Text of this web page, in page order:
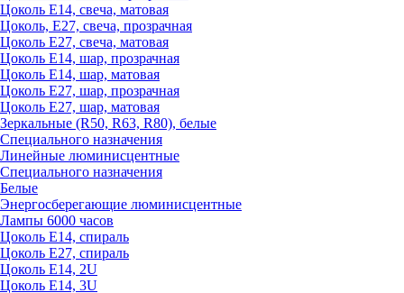
Цоколь Е14, свеча, матовая
Цоколь, Е27, свеча, прозрачная
Цоколь Е27, свеча, матовая
Цоколь Е14, шар, прозрачная
Цоколь Е14, шар, матовая
Цоколь Е27, шар, прозрачная
Цоколь Е27, шар, матовая
Зеркальные (R50, R63, R80), белые
Специального назначения
Линейные люминисцентные
Специального назначения
Белые
Энергосберегающие люминисцентные
Лампы 6000 часов
Цоколь Е14, спираль
Цоколь Е27, спираль
Цоколь Е14, 2U
Цоколь Е14, 3U